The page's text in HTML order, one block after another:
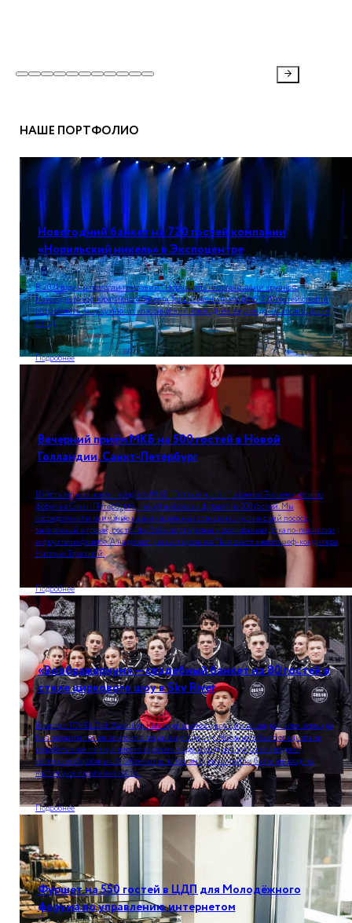
НАШЕ ПОРТФОЛИО
Новогодний банкет на 720 гостей компании
«Норильский никель» в Экспоцентре
В 2021 году мы помогли компании "Норникель" в организации крупного
Новогоднего корпоративного банкета. Только оцените масштаб! 720 гостей смогли
попробовать нашу кухню: от классических новогодних закусок до наших авторских
блюд.
Подробнее
Вечерний приём МКБ на 500 гостей в Новой
Голландии, Санкт-Петербург
В честь запуска нового продукта МКБ "Теплый прием" в рамках Экономического
форума в Санкт-Петербурге, мы организовали фуршет на 500 гостей. Мы
сосредоточили внимание на анимационных станциях: мурманский лосось,
запеченный в травах, ростбиф с бэби-картофелем и розмарином, утка по-пекински
и фруктами фламбе. А на десерт мини-пирожное Павлова от нашего шеф-кондитера
Натальи Тарасовой.
Подробнее
«Воображариум» — свадебный банкет на 80 гостей в
стиле циркового шоу в Sky River
Вместе с TOBELOVE Weddings мы создали атмосферу цирка: каждый член команды
был загриммирован и носил специальную форму. На банкете было специально
разработанное меню, а вместо торта мы подали сладкий купол со звездами,
маленькие барабаны с барабанными палочками, а в коктейли были вмородены
настоящие игральные кости.
Подробнее
Фуршет на 550 гостей в ЦДП для Молодёжного
форума по управлению интернетом